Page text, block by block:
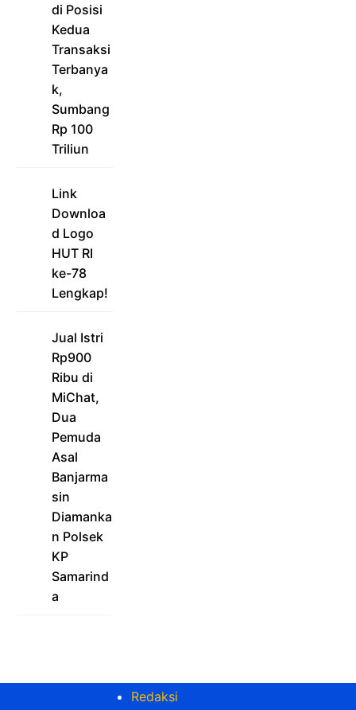
di Posisi
Kedua
Transaksi
Terbanya
k,
Sumbang
Rp 100
Triliun
Link
Downloa
d Logo
HUT RI
ke-78
Lengkap!
Jual Istri
Rp900
Ribu di
MiChat,
Dua
Pemuda
Asal
Banjarma
sin
Diamanka
n Polsek
KP
Samarind
a
Redaksi